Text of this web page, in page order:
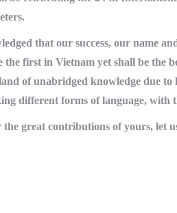
that our success, our name
the first in Vietnam yet shall be the
of unabridged knowledge due
different forms of language, with
the great contributions of yours, let